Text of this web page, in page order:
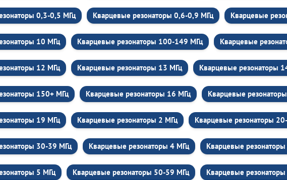
0,3-0,5 МГц Кварцевые резонаторы 0,6-0,9 МГц Кварцевые
10 МГц Кварцевые резонаторы 100-149 МГц Кварцевые
12 МГц Кварцевые резонаторы 13 МГц Кварцевые резонаторы
150+ МГц Кварцевые резонаторы 16 МГц Кварцевые
19 МГц Кварцевые резонаторы 2 МГц Кварцевые резонаторы
30-39 МГц Кварцевые резонаторы 4 МГц Кварцевые
5 МГц Кварцевые резонаторы 50-59 МГц Кварцевые